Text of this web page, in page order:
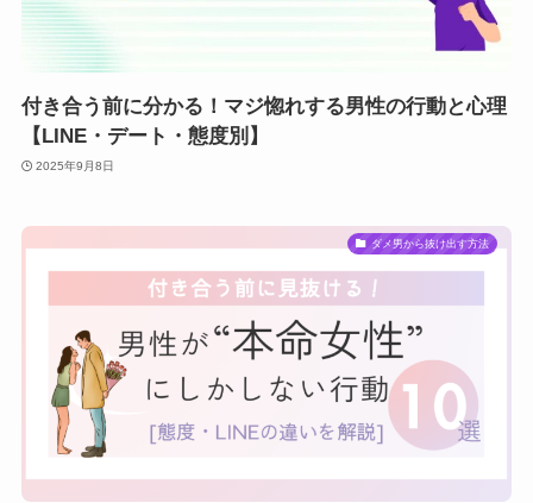
付き合う前に分かる！マジ惚れする男性の行動と心理
【LINE・デート・態度別】
2025年9月8日
ダメ男から抜け出す方法